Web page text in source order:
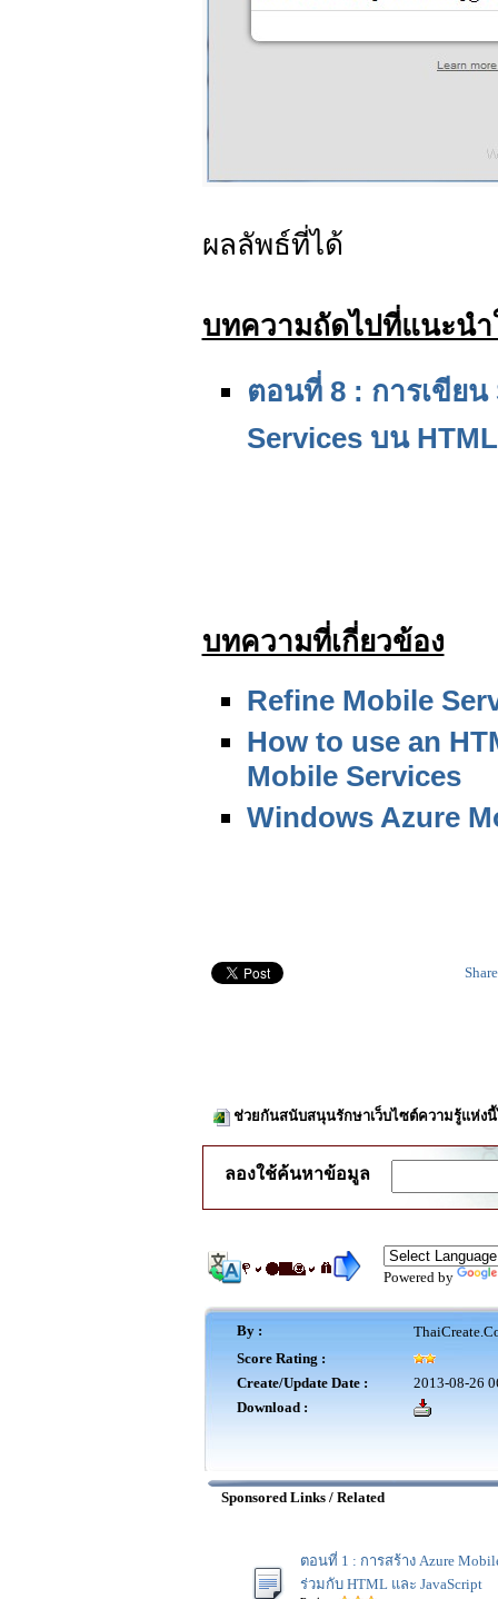
ผลลัพธ์ที่ได้
บทความถัดไปที่แนะนำ
ตอนที่ 8 : การเขีย
Services บน
บทความที่เกี่ยวข้อง
Refine Mobile
How to use an
Mobile Services
Windows Azure
Share
ช่วยกันสนับสนุนรักษาเว็บไซต์ความรู้แห่ง
ลองใช้ค้นหาข้อมูล
Powered by
By :
Score Rating :
Create/Update Date :
2013-08-26
Download :
Sponsored Links / Related
ตอนที่ 1 : การสร้าง Azure
ร่วมกับ HTML และ JavaScript